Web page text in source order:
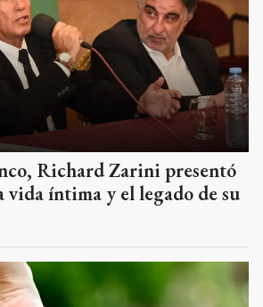
Richard Zarini presentó
vida íntima y el legado de su